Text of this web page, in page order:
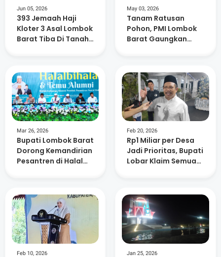
Jun 05, 2026
393 Jemaah Haji
Kloter 3 Asal Lombok
Barat Tiba Di Tanah
May 03, 2026
Tanam Ratusan
Pohon, PMI Lombok
Barat Gaungkan
Mar 26, 2026
Bupati Lombok Barat
Dorong Kemandirian
Pesantren di Halal
Feb 20, 2026
Rp1 Miliar per Desa
Jadi Prioritas, Bupati
Lobar Klaim Semua
Feb 10, 2026 Jan 25, 2026